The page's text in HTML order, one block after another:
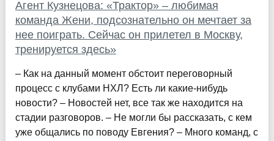
Агент Кузнецова: «Трактор» – любимая
команда Жени, подсознательно он мечтает за
нее поиграть. Сейчас он прилетел в Москву,
тренируется здесь»
– Как на данный момент обстоит переговорный
процесс с клубами НХЛ? Есть ли какие-нибудь
новости? – Новостей нет, все так же находится на
стадии разговоров. – Не могли бы рассказать, с кем
уже общались по поводу Евгения? – Много команд, с